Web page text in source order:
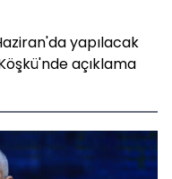
yapılacak
açıklama